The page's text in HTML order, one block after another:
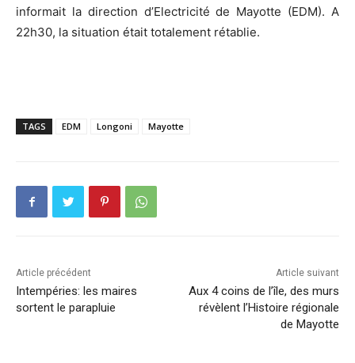
informait la direction d’Electricité de Mayotte (EDM). A
22h30, la situation était totalement rétablie.
TAGS EDM Longoni Mayotte
Article précédent
Intempéries: les maires
sortent le parapluie
Article suivant
Aux 4 coins de l’île, des murs
révèlent l’Histoire régionale
de Mayotte